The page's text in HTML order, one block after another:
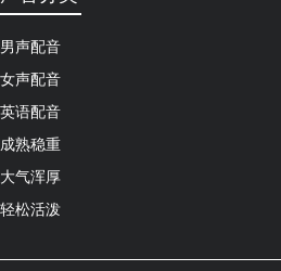
男声配音
女声配音
英语配音
成熟稳重
大气浑厚
轻松活泼